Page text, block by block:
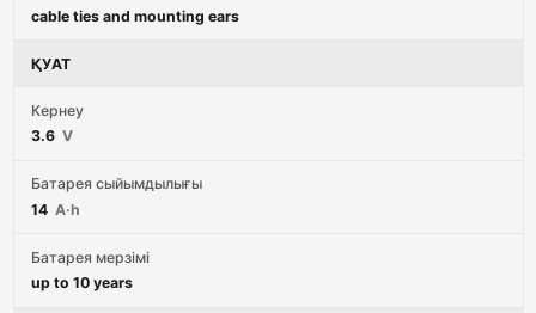
cable ties and mounting ears
ҚУАТ
Кернеу
3.6 V
Батарея сыйымдылығы
14 A·h
Батарея мерзімі
up to 10 years